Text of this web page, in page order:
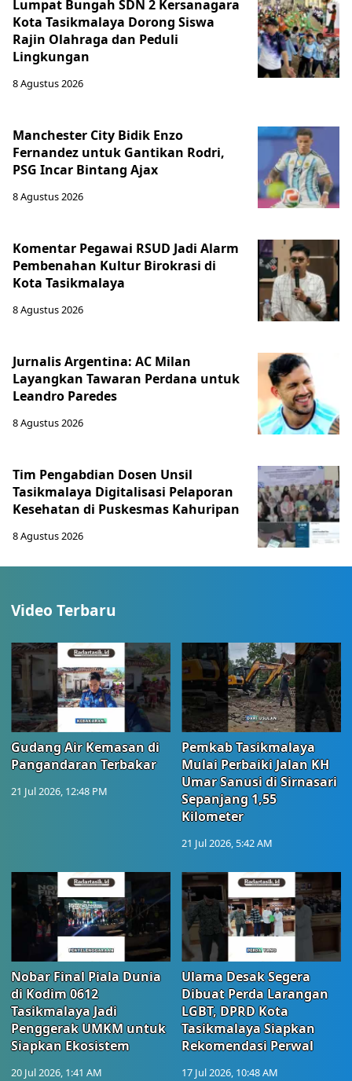
Lumpat Bungah SDN 2 Kersanagara
Kota Tasikmalaya Dorong Siswa
Rajin Olahraga dan Peduli
Lingkungan
8 Agustus 2026
Manchester City Bidik Enzo
Fernandez untuk Gantikan Rodri,
PSG Incar Bintang Ajax
8 Agustus 2026
Komentar Pegawai RSUD Jadi Alarm
Pembenahan Kultur Birokrasi di
Kota Tasikmalaya
8 Agustus 2026
Jurnalis Argentina: AC Milan
Layangkan Tawaran Perdana untuk
Leandro Paredes
8 Agustus 2026
Tim Pengabdian Dosen Unsil
Tasikmalaya Digitalisasi Pelaporan
Kesehatan di Puskesmas Kahuripan
8 Agustus 2026
Video Terbaru
Gudang Air Kemasan di
Pangandaran Terbakar
21 Jul 2026, 12:48 PM
Pemkab Tasikmalaya
Mulai Perbaiki Jalan KH
Umar Sanusi di Sirnasari
Sepanjang 1,55
Kilometer
21 Jul 2026, 5:42 AM
Nobar Final Piala Dunia
di Kodim 0612
Tasikmalaya Jadi
Penggerak UMKM untuk
Siapkan Ekosistem
20 Jul 2026, 1:41 AM
Ulama Desak Segera
Dibuat Perda Larangan
LGBT, DPRD Kota
Tasikmalaya Siapkan
Rekomendasi Perwal
17 Jul 2026, 10:48 AM